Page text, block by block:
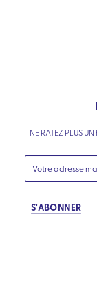
NE RATEZ PLUS
S'ABONNER